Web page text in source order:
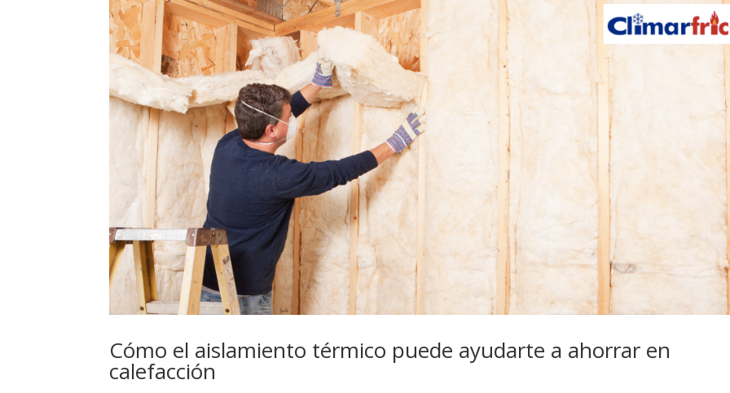
Cómo el aislamiento térmico puede ayudarte a ahorrar en
calefacción